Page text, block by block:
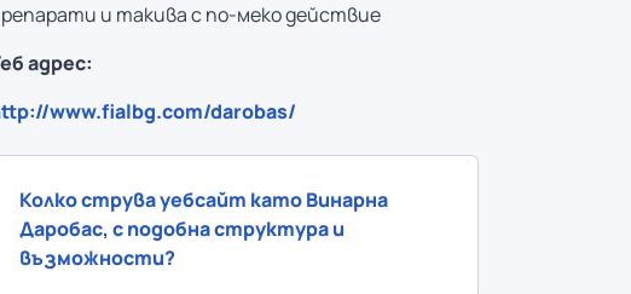
и такива с по-меко действие
адрес:
www.fialbg.com/darobas/
Колко струва уебсайт като Винарна
Даробас, с подобна структура и
възможности?